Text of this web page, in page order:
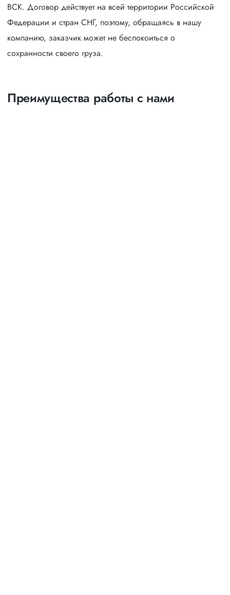
ВСК. Договор действует на всей территории Российской
Федерации и стран СНГ, поэтому, обращаясь в нашу
компанию, заказчик может не беспокоиться о
сохранности своего груза.
Преимущества работы с нами